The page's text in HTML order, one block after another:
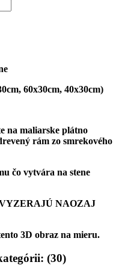
60x30cm, 40x30cm)
na maliarske plátno
rám zo smrekového
čo vytvára na stene
NAOZAJ
3D obraz na mieru.
(30)